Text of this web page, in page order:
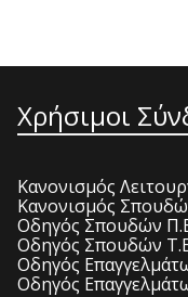
Χρήσιμοι
Κανονισμός
Κανονισμός
Οδηγός Σπουδών
Οδηγός Σπουδών
Οδηγός
Οδηγός